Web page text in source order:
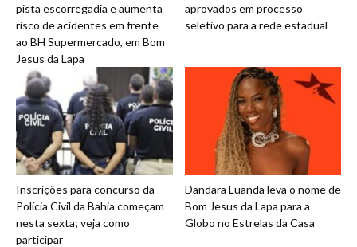
pista escorregadia e aumenta
risco de acidentes em frente
ao BH Supermercado, em Bom
Jesus da Lapa
aprovados em processo
seletivo para a rede estadual
Inscrições para concurso da
Polícia Civil da Bahia começam
nesta sexta; veja como
participar
Dandara Luanda leva o nome de
Bom Jesus da Lapa para a
Globo no Estrelas da Casa